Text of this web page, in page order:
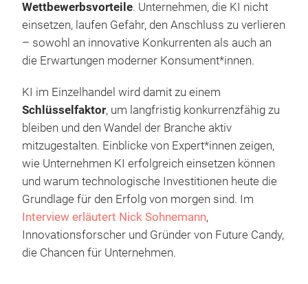
Wettbewerbsvorteile. Unternehmen, die KI nicht
einsetzen, laufen Gefahr, den Anschluss zu verlieren
– sowohl an innovative Konkurrenten als auch an
die Erwartungen moderner Konsument*innen.
KI im Einzelhandel wird damit zu einem
Schlüsselfaktor, um langfristig konkurrenzfähig zu
bleiben und den Wandel der Branche aktiv
mitzugestalten. Einblicke von Expert*innen zeigen,
wie Unternehmen KI erfolgreich einsetzen können
und warum technologische Investitionen heute die
Grundlage für den Erfolg von morgen sind. Im
Interview erläutert Nick Sohnemann,
Innovationsforscher und Gründer von Future Candy,
die Chancen für Unternehmen.